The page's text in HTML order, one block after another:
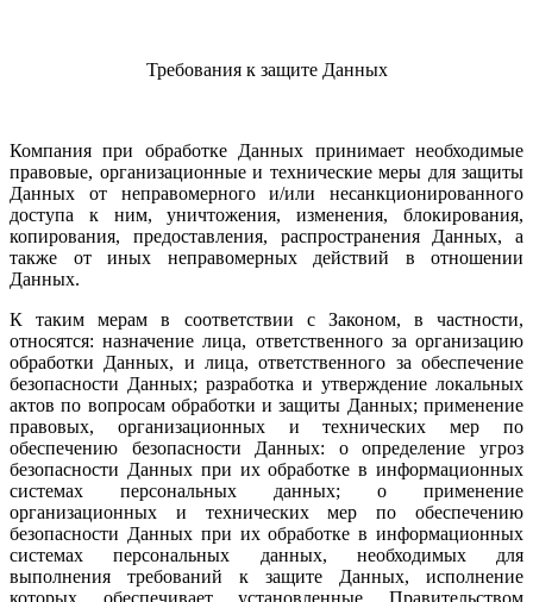
Требования к защите Данных
Компания при обработке Данных принимает необходимые
правовые, организационные и технические меры для защиты
Данных от неправомерного и/или несанкционированного
доступа к ним, уничтожения, изменения, блокирования,
копирования, предоставления, распространения Данных, а
также от иных неправомерных действий в отношении
Данных.
К таким мерам в соответствии с Законом, в частности,
относятся: назначение лица, ответственного за организацию
обработки Данных, и лица, ответственного за обеспечение
безопасности Данных; разработка и утверждение локальных
актов по вопросам обработки и защиты Данных; применение
правовых, организационных и технических мер по
обеспечению безопасности Данных: o определение угроз
безопасности Данных при их обработке в информационных
системах персональных данных; o применение
организационных и технических мер по обеспечению
безопасности Данных при их обработке в информационных
системах персональных данных, необходимых для
выполнения требований к защите Данных, исполнение
которых обеспечивает установленные Правительством